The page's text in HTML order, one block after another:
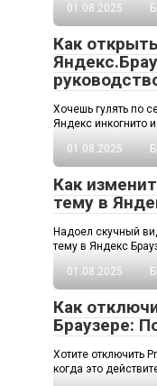
01.08.2025
Как
Хочешь гулять по
Яндекс инкогнито
01.08.2025
Как
тему в
Надоел скучный
тему в Яндекс
01.08.2025
Как
Браузере:
Хотите отключить
когда это